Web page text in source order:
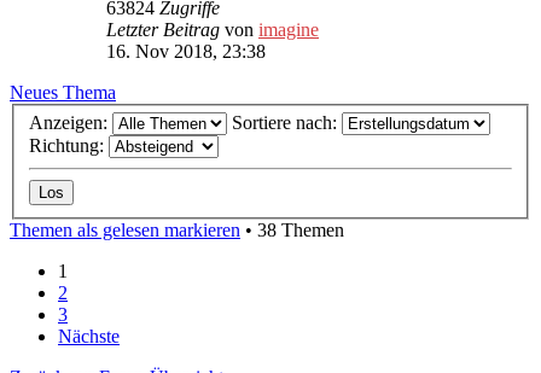
63824 Zugriffe
Letzter Beitrag von imagine
16. Nov 2018, 23:38
Neues Thema
Anzeigen:
Sortiere nach:
Richtung:
Themen als gelesen markieren • 38 Themen
1
2
3
Nächste